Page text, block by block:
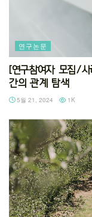
연구논문
[연구참여자 모집/
간의 관계 탐색
5월 21, 2024 1K